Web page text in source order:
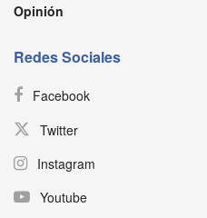
Opinión
Redes Sociales
Facebook
Twitter
Instagram
Youtube